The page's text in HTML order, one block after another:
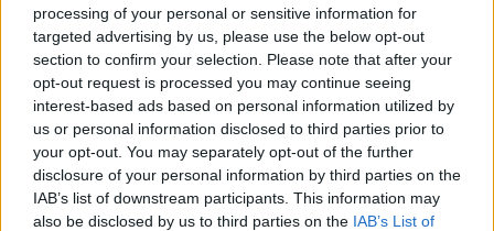
processing of your personal or sensitive information for
targeted advertising by us, please use the below opt-out
section to confirm your selection. Please note that after your
opt-out request is processed you may continue seeing
interest-based ads based on personal information utilized by
us or personal information disclosed to third parties prior to
your opt-out. You may separately opt-out of the further
disclosure of your personal information by third parties on the
IAB’s list of downstream participants. This information may
also be disclosed by us to third parties on the IAB’s List of